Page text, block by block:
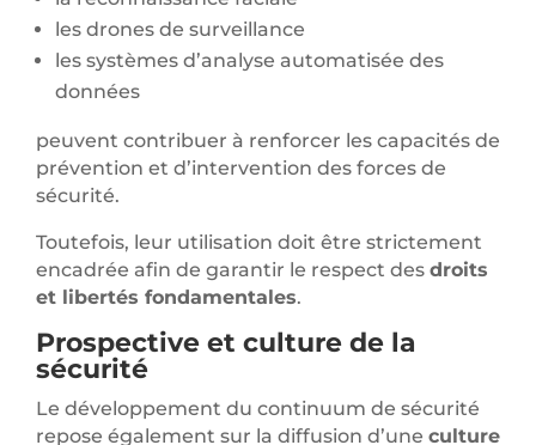
les drones de surveillance
les systèmes d’analyse automatisée des
données
peuvent contribuer à renforcer les capacités de
prévention et d’intervention des forces de
sécurité.
Toutefois, leur utilisation doit être strictement
encadrée afin de garantir le respect des droits
et libertés fondamentales.
Prospective et culture de la
sécurité
Le développement du continuum de sécurité
repose également sur la diffusion d’une culture